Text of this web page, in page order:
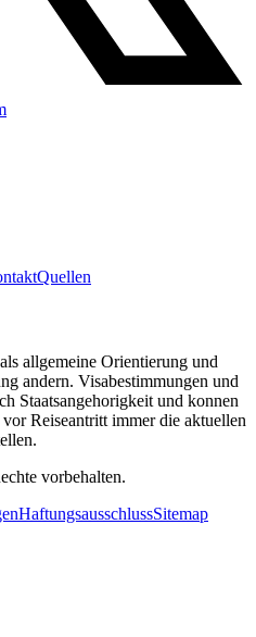
Quellen
allgemeine Orientierung und
andern. Visabestimmungen und
Staatsangehorigkeit und konnen
Reiseantritt immer die aktuellen
vorbehalten.
HaftungsausschlussSitemap